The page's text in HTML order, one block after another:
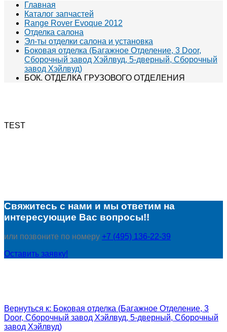
Главная
Каталог запчастей
Range Rover Evoque 2012
Отделка салона
Эл-ты отделки салона и установка
Боковая отделка (Багажное Отделение, 3 Door,
Сборочный завод Хэйлвуд, 5-дверный, Сборочный
завод Хэйлвуд)
БОК. ОТДЕЛКА ГРУЗОВОГО ОТДЕЛЕНИЯ
TEST
Свяжитесь с нами и мы ответим на
интересующие Вас вопросы!!
или позвоните по номеру +7 (495) 136-22-39
Оставить заявку!
Вернуться к: Боковая отделка (Багажное Отделение, 3
Door, Сборочный завод Хэйлвуд, 5-дверный, Сборочный
завод Хэйлвуд)